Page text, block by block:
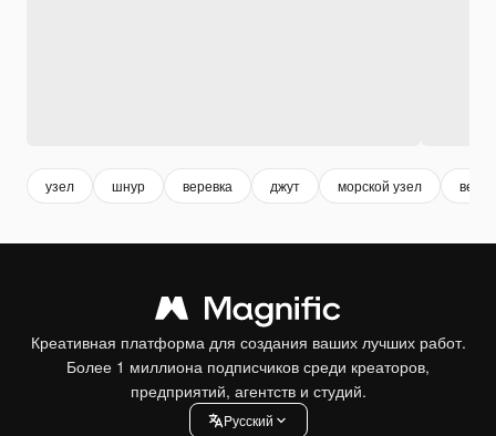
узел шнур веревка джут морской узел
Креативная платформа для создания ваших лучших работ.
Более 1 миллиона подписчиков среди креаторов,
предприятий, агентств и студий.
Pусский